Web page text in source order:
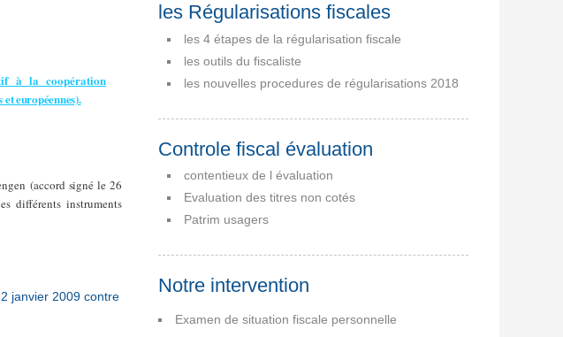
à la coopération
et européennes).
(accord signé le 26
différents instruments
janvier 2009 contre
les Régularisations fiscales
les 4 étapes de la régularisation fiscale
les outils du fiscaliste
les nouvelles procedures de régularisations 2018
Controle fiscal évaluation
contentieux de l évaluation
Evaluation des titres non cotés
Patrim usagers
Notre intervention
Examen de situation fiscale personnelle